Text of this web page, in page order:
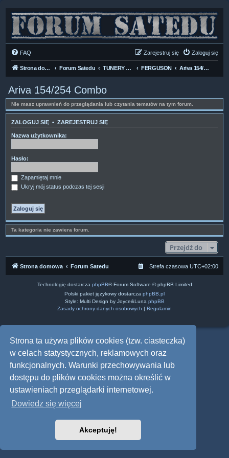
Strona ta używa plików cookies (tzw. ciasteczka)
w celach statystycznych, reklamowych oraz
funkcjonalnych. Warunki przechowywania lub
dostępu do plików cookies można określić w
ustawieniach przeglądarki internetowej.
Dowiedz się więcej
Akceptuję!
FAQ Zaloguj się
Zarejestruj się
Strona domowa Forum Satedu TUNERY SAT HD-LINUX FERGUSON Ariva 154/254 Combo
Ariva 154/254 Combo
Nie masz uprawnień do przeglądania lub czytania tematów na tym forum.
ZALOGUJ SIĘ • ZAREJESTRUJ SIĘ
Nazwa użytkownika:
Hasło:
Zapamiętaj mnie
Ukryj mój status podczas tej sesji
Ta kategoria nie zawiera forum.
Przejdź do
Strona domowa Forum Satedu Strefa czasowa UTC+02:00
Technologię dostarcza phpBB® Forum Software © phpBB Limited
Polski pakiet językowy dostarcza phpBB.pl
Style: Multi Design by Joyce&Luna phpBB
Zasady ochrony danych osobowych | Regulamin